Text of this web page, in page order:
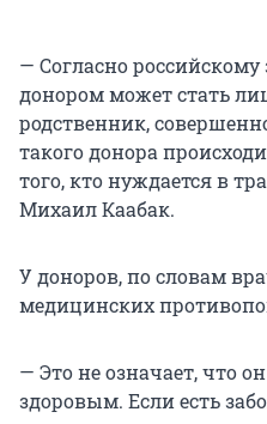
— Согласно
донором может стать
родственник,
такого донора
того, кто нуждается в
Михаил Каабак.
У доноров, по словам
медицинских
— Это не означает, что
здоровым. Если есть